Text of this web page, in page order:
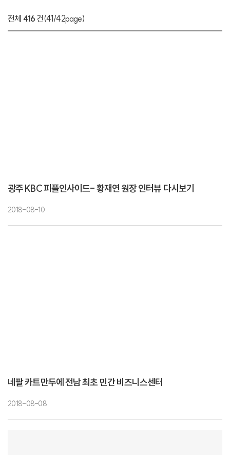
전체 416 건(41/42page)
광주 KBC 피플인사이드- 황재연 원장 인터뷰 다시보기
2018-08-10
네팔 카트만두에 전남 최초 민간 비즈니스센터
2018-08-08